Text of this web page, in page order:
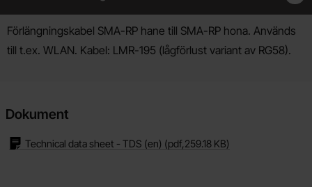
Produktbeskrivning
Förlängningskabel SMA-RP hane till SMA-RP hona. Används
till t.ex. WLAN. Kabel: LMR-195 (lågförlust variant av RG58).
Dokument
Technical data sheet - TDS (en) (pdf, 259.18 KB)